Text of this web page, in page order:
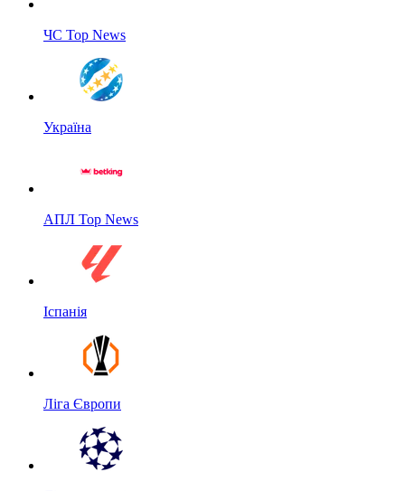
ЧС Top News
Україна
АПЛ Top News
Іспанія
Ліга Європи